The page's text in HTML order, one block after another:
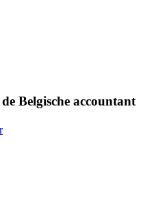
Belgische accountant